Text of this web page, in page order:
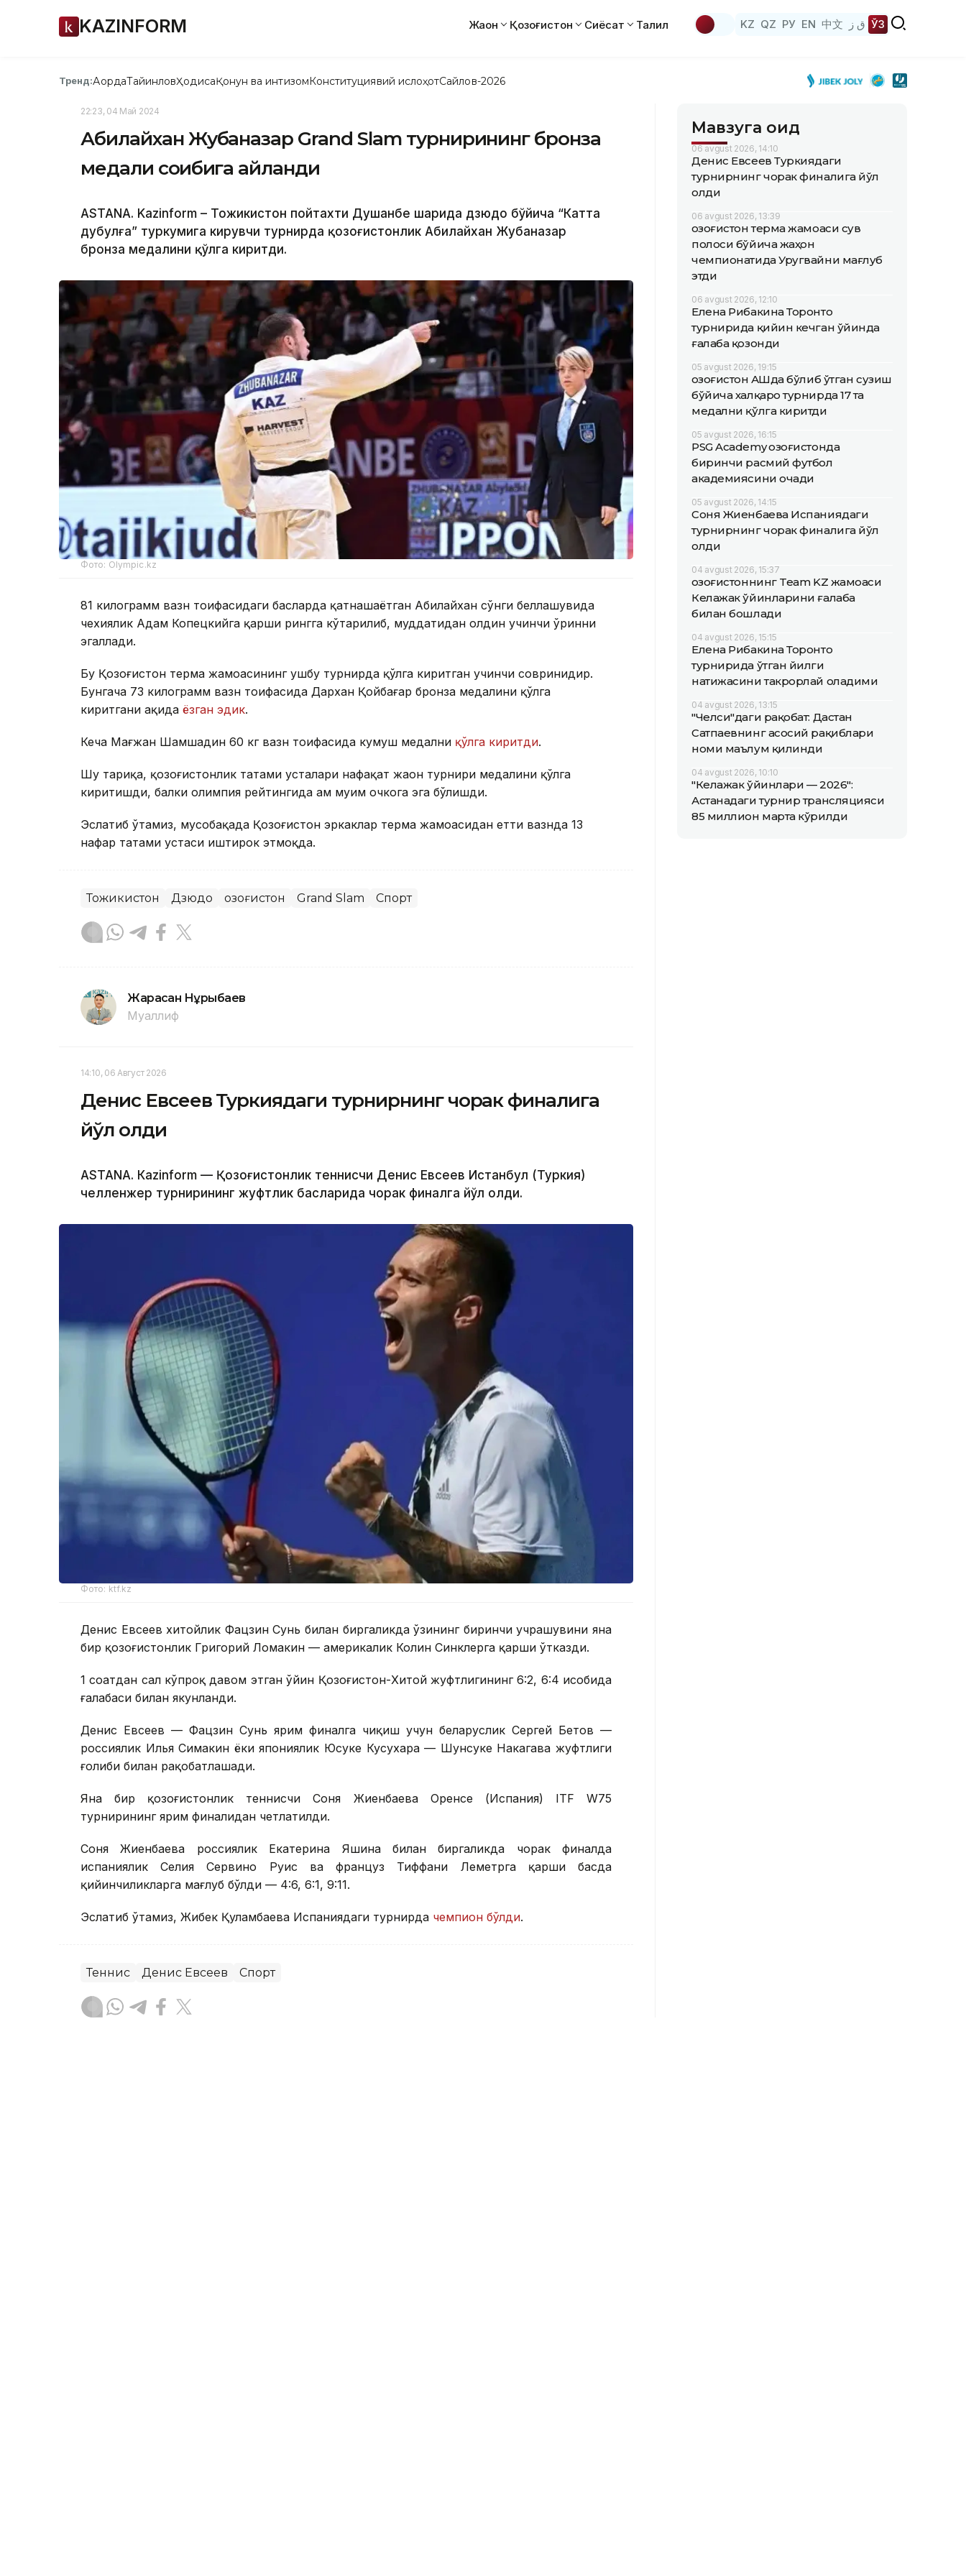
KAZINFORM Жаҳон Қозоғистон Сиёсат Таҳлил KZ QZ РУ EN 中文 ق ز ЎЗ
Тренд:АқордаТайинловҲодисаҚонун ва интизомКонституциявий ислоҳотСайлов-2026
22:23, 04 Май 2024
Абилайхан Жубаназар Grand Slam турнирининг бронза
медали соҳибига айланди
ASTANA. Kazinform – Тожикистон пойтахти Душанбе шаҳрида дзюдо бўйича “Катта
дубулға” туркумига кирувчи турнирда қозоғистонлик Абилайхан Жубаназар
бронза медалини қўлга киритди.
Фото: Olympic.kz
81 килограмм вазн тоифасидаги баҳсларда қатнашаётган Абилайхан сўнги беллашувида
чехиялик Адам Копецкийга қарши рингга кўтарилиб, муддатидан олдин учинчи ўринни
эгаллади.
Бу Қозоғистон терма жамоасининг ушбу турнирда қўлга киритган учинчи совринидир.
Бунгача 73 килограмм вазн тоифасида Дархан Қойбағар бронза медалини қўлга
киритгани ҳақида ёзган эдик.
Кеча Мағжан Шамшадин 60 кг вазн тоифасида кумуш медални қўлга киритди.
Шу тариқа, қозоғистонлик татами усталари нафақат жаҳон турнири медалини қўлга
киритишди, балки олимпия рейтингида ҳам муҳим очкога эга бўлишди.
Эслатиб ўтамиз, мусобақада Қозоғистон эркаклар терма жамоасидан етти вазнда 13
нафар татами устаси иштирок этмоқда.
Тожикистон Дзюдо Қозоғистон Grand Slam Спорт
Жарасқан Нұрыбаев
Муаллиф
14:10, 06 Август 2026
Денис Евсеев Туркиядаги турнирнинг чорак финалига
йўл олди
ASTANА. Кazinform — Қозоғистонлик теннисчи Денис Евсеев Истанбул (Туркия)
челленжер турнирининг жуфтлик баҳсларида чорак финалга йўл олди.
Фото: ktf.kz
Денис Евсеев хитойлик Фацзин Сунь билан биргаликда ўзининг биринчи учрашувини яна
бир қозоғистонлик Григорий Ломакин — америкалик Колин Синклерга қарши ўтказди.
1 соатдан сал кўпроқ давом этган ўйин Қозоғистон-Хитой жуфтлигининг 6:2, 6:4 ҳисобида
ғалабаси билан якунланди.
Денис Евсеев — Фацзин Сунь ярим финалга чиқиш учун беларуслик Сергей Бетов —
россиялик Илья Симакин ёки япониялик Юсуке Кусухара — Шунсуке Накагава жуфтлиги
ғолиби билан рақобатлашади.
Яна бир қозоғистонлик теннисчи Соня Жиенбаева Оренсе (Испания) ITF W75
турнирининг ярим финалидан четлатилди.
Соня Жиенбаева россиялик Екатерина Яшина билан биргаликда чорак финалда
испаниялик Селия Сервино Руис ва француз Тиффани Леметрга қарши баҳсда
қийинчиликларга мағлуб бўлди — 4:6, 6:1, 9:11.
Эслатиб ўтамиз, Жибек Қуламбаева Испаниядаги турнирда чемпион бўлди.
Теннис Денис Евсеев Спорт
Мавзуга оид
06 avgust 2026, 14:10
Денис Евсеев Туркиядаги
турнирнинг чорак финалига йўл
олди
06 avgust 2026, 13:39
Қозоғистон терма жамоаси сув
полоси бўйича жаҳон
чемпионатида Уругвайни мағлуб
этди
06 avgust 2026, 12:10
Елена Рибакина Торонто
турнирида қийин кечган ўйинда
ғалаба қозонди
05 avgust 2026, 19:15
Қозоғистон АҚШда бўлиб ўтган сузиш
бўйича халқаро турнирда 17 та
медални қўлга киритди
05 avgust 2026, 16:15
PSG Academy Қозоғистонда
биринчи расмий футбол
академиясини очади
05 avgust 2026, 14:15
Соня Жиенбаева Испаниядаги
турнирнинг чорак финалига йўл
олди
04 avgust 2026, 15:37
Қозоғистоннинг Team KZ жамоаси
Келажак ўйинларини ғалаба
билан бошлади
04 avgust 2026, 15:15
Елена Рибакина Торонто
турнирида ўтган йилги
натижасини такрорлай оладими
04 avgust 2026, 13:15
"Челси"даги рақобат: Дастан
Сатпаевнинг асосий рақиблари
номи маълум қилинди
04 avgust 2026, 10:10
"Келажак ўйинлари — 2026":
Астанадаги турнир трансляцияси
85 миллион марта кўрилди